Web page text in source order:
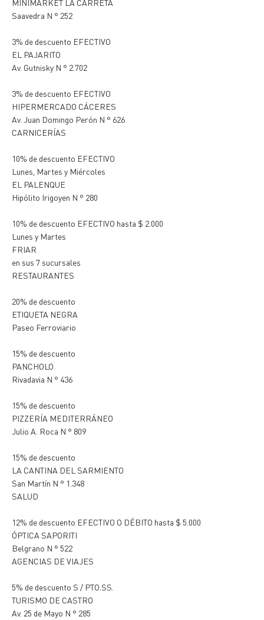
MINIMARKET LA CARRETA
Saavedra N ° 252
3% de descuento EFECTIVO
EL PAJARITO
Av. Gutnisky N ° 2.702
3% de descuento EFECTIVO
HIPERMERCADO CÁCERES
Av. Juan Domingo Perón N ° 626
CARNICERÍAS
10% de descuento EFECTIVO
Lunes, Martes y Miércoles
EL PALENQUE
Hipólito Irigoyen N ° 280
10% de descuento EFECTIVO hasta $ 2.000
Lunes y Martes
FRIAR
en sus 7 sucursales
RESTAURANTES
20% de descuento
ETIQUETA NEGRA
Paseo Ferroviario
15% de descuento
PANCHOLO
Rivadavia N ° 436
15% de descuento
PIZZERÍA MEDITERRÁNEO
Julio A. Roca N ° 809
15% de descuento
LA CANTINA DEL SARMIENTO
San Martín N ° 1.348
SALUD
12% de descuento EFECTIVO O DÉBITO hasta $ 5.000
ÓPTICA SAPORITI
Belgrano N ° 522
AGENCIAS DE VIAJES
5% de descuento S / PTO.SS.
TURISMO DE CASTRO
Av. 25 de Mayo N ° 285